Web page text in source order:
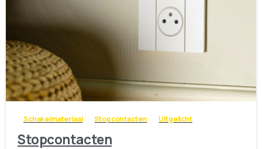
Schakelmateriaal Stopcontacten Uitgelicht
Stopcontacten